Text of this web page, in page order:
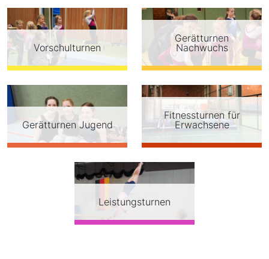
Vorschulturnen
Gerätturnen
Nachwuchs
Gerätturnen Jugend
Fitnessturnen für
Erwachsene
Leistungsturnen